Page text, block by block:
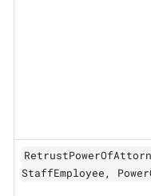
StaffEmployee,